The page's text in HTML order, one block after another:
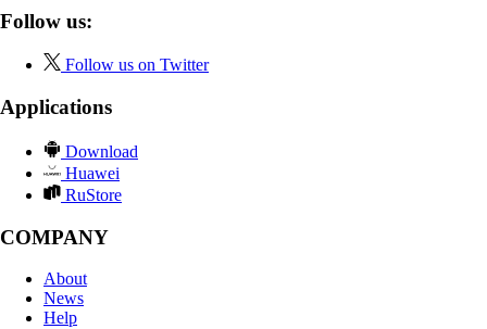
Follow us:
Follow us on Twitter
Applications
Download
Huawei
RuStore
COMPANY
About
News
Help